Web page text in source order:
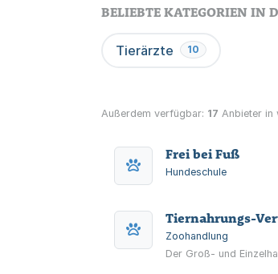
BELIEBTE KATEGORIEN IN
Tierärzte 10
Außerdem verfügbar: 17 Anbieter in
Frei bei Fuß
Hundeschule
Tiernahrungs-
Zoohandlung
Der Groß- und